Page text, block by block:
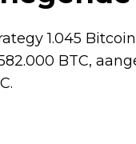
1.045
BTC,